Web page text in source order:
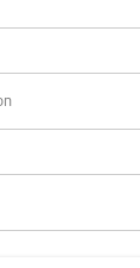
Selected